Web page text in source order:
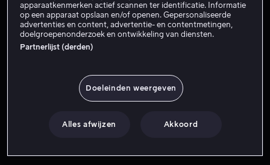
Categorieën
apparaatkenmerken actief scannen ter identificatie. Informatie
op een apparaat opslaan en/of openen. Gepersonaliseerde
advertenties en content, advertentie- en contentmetingen,
doelgroepenonderzoek en ontwikkeling van diensten.
Partnerlijst (derden)
Doeleinden weergeven
Alles afwijzen Akkoord